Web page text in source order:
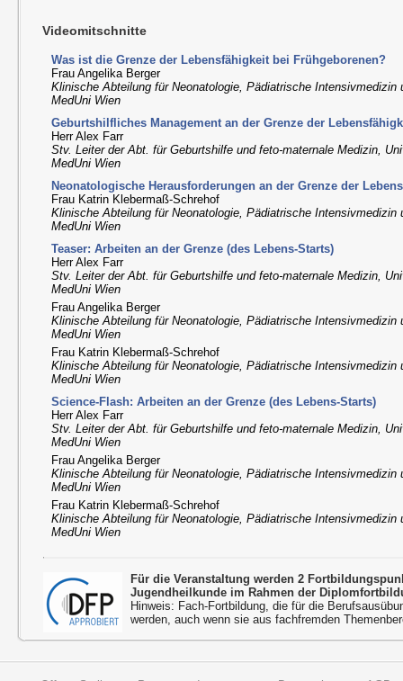
Videomitschnitte
Was ist die Grenze der Lebensfähigkeit bei Frühgeborenen?
Frau Angelika Berger
Klinische Abteilung für Neonatologie, Pädiatrische Intensivmedizin
MedUni Wien
Geburtshilfliches Management an der Grenze der
Herr Alex Farr
Stv. Leiter der Abt. für Geburtshilfe und feto-maternale Medizin,
MedUni Wien
Neonatologische Herausforderungen an der Grenze der
Frau Katrin Klebermaß-Schrehof
Klinische Abteilung für Neonatologie, Pädiatrische Intensivmedizin
MedUni Wien
Teaser: Arbeiten an der Grenze (des Lebens-Starts)
Herr Alex Farr
Stv. Leiter der Abt. für Geburtshilfe und feto-maternale Medizin,
MedUni Wien
Frau Angelika Berger
Klinische Abteilung für Neonatologie, Pädiatrische Intensivmedizin
MedUni Wien
Frau Katrin Klebermaß-Schrehof
Klinische Abteilung für Neonatologie, Pädiatrische Intensivmedizin
MedUni Wien
Science-Flash: Arbeiten an der Grenze (des Lebens-Starts)
Herr Alex Farr
Stv. Leiter der Abt. für Geburtshilfe und feto-maternale Medizin,
MedUni Wien
Frau Angelika Berger
Klinische Abteilung für Neonatologie, Pädiatrische Intensivmedizin
MedUni Wien
Frau Katrin Klebermaß-Schrehof
Klinische Abteilung für Neonatologie, Pädiatrische Intensivmedizin
MedUni Wien
Für die Veranstaltung werden 2
Jugendheilkunde im Rahmen der
Hinweis: Fach-Fortbildung, die für die
werden, auch wenn sie aus fachfremden